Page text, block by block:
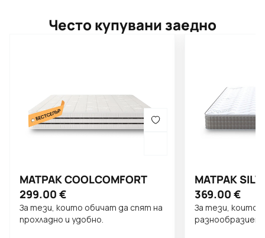
Често купувани заедно
МАТРАК COOLCOMFORT
299.00 €
За тези, които обичат да спят на
прохладно и удобно.
МАТРАК
369.00 €
За тези, които